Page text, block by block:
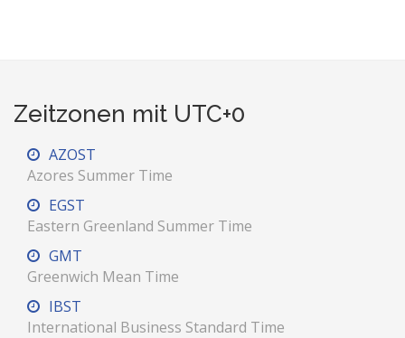
Zeitzonen mit UTC+0
AZOST
Azores Summer Time
EGST
Eastern Greenland Summer Time
GMT
Greenwich Mean Time
IBST
International Business Standard Time